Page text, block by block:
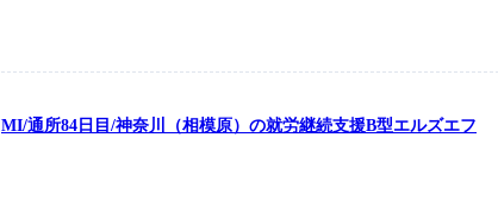
MI/通所84日目/神奈川（相模原）の就労継続支援B型エルズエフ